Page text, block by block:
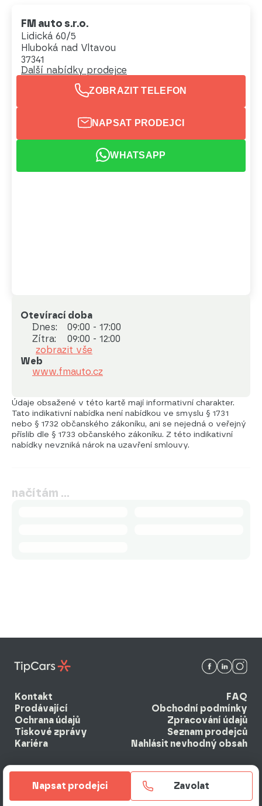
FM auto s.r.o.
Lidická 60/5
Hluboká nad Vltavou
37341
Další nabídky prodejce
ZOBRAZIT TELEFON
NAPSAT PRODEJCI
WHATSAPP
Otevírací doba
Dnes:
09:00 - 17:00
Zítra:
09:00 - 12:00
zobrazit vše
Web
www.fmauto.cz
Údaje obsažené v této kartě mají informativní charakter.
Tato indikativní nabídka není nabídkou ve smyslu § 1731
nebo § 1732 občanského zákoníku, ani se nejedná o veřejný
příslib dle § 1733 občanského zákoníku. Z této indikativní
nabídky nevzniká nárok na uzavření smlouvy.
načítám …
Napsat prodejci Zavolat
Kontakt
FAQ
Prodávající
Obchodní podmínky
Ochrana údajů
Zpracování údajů
Tiskové zprávy
Seznam prodejců
Kariéra
Nahlásit nevhodný obsah
© 2026 EBM system k.s. Všechna práva vyhrazena.